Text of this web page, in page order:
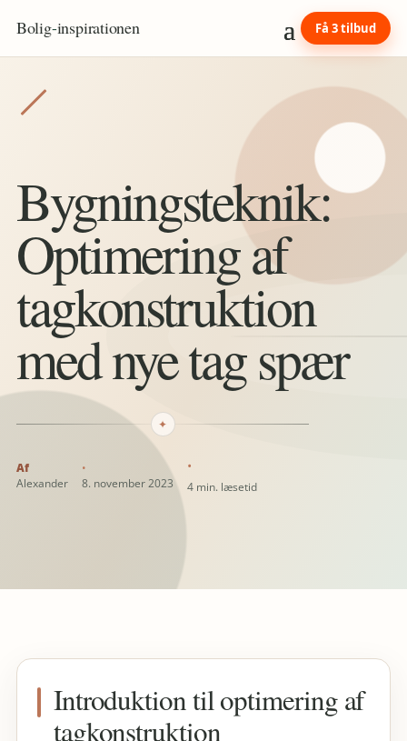
Bolig-inspirationen Få 3 tilbud
Bygningsteknik:
Optimering af
tagkonstruktion
med nye tag spær
✦
Alexander 8. november 2023 4 min. læsetid
Introduktion til optimering af
tagkonstruktion